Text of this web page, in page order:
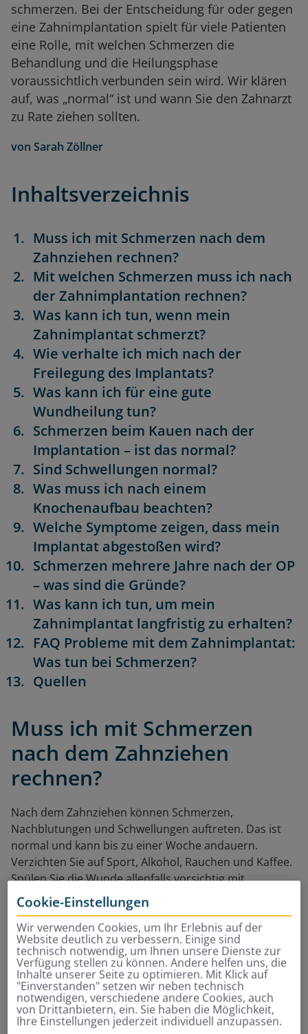
schmerzen. Bei der Entscheidung für oder gegen
eine Zahnimplantation spielt für viele Patienten
eine Rolle, mit welchen Schmerzen die
Behandlung und die Heilungsphase
voraussichtlich verbunden sein wird. Wir klären
auf, was „normal“ ist und wann Sie den Zahnarzt
zu Rate ziehen sollten.
von Sarah Zöllner
Inhaltsverzeichnis
Muss ich mit Schmerzen nach dem
Zahnziehen rechnen?
Mit welchen Schmerzen muss ich nach
der Zahnimplantation rechnen?
Was kann ich tun, wenn mein
Zahnimplantat schmerzt?
Wie verhalte ich mich nach der
Freilegung des Implantats?
Was kann ich für eine gute
Wundheilung tun?
Schmerzen beim Kauen nach der
Implantation – ist das normal?
Sind Schwellungen normal?
Was muss ich nach einem
Knochenaufbau beachten?
Welche Symptome zeigen, dass mein
Implantat abgestoßen wird?
Schmerzen mehrere Jahre nach der OP
– was sind die Gründe?
Was kann ich tun, um mein
Zahnimplantat langfristig zu erhalten?
FAQ Probleme mit dem Zahnimplantat:
Was tun bei Schmerzen?
Quellen
Muss ich mit Schmerzen
nach dem Zahnziehen
rechnen?
Nach dem Zahnziehen können Schmerzen,
Nachblutungen und Schwellungen auftreten. Das ist
normal und kann bis zu einer Woche andauern.
Verzichten Sie auf Sport, Alkohol, Rauchen und Kaffee.
Spülen Sie die Wunde allenfalls vorsichtig mit
lauwarmem Wasser! In der Wunde bildet sich ein
Blutpfropf, der zur Heilung beiträgt. Eine Mundspülung
würde den Blutpfropf angreifen.
Mit welchen Schmerzen
muss ich nach der
Zahnimplantation rechnen?
Cookie-Einstellungen
Wir verwenden Cookies, um Ihr Erlebnis auf der
Website deutlich zu verbessern. Einige sind
technisch notwendig, um Ihnen unsere Dienste zur
Verfügung stellen zu können. Andere helfen uns, die
Inhalte unserer Seite zu optimieren. Mit Klick auf
"Einverstanden" setzen wir neben technisch
notwendigen, verschiedene andere Cookies, auch
von Drittanbietern, ein. Sie haben die Möglichkeit,
Ihre Einstellungen jederzeit individuell anzupassen.